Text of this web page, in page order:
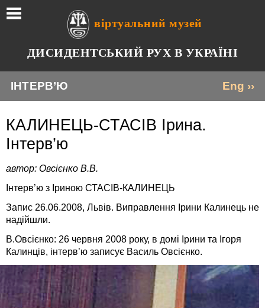
віртуальний музей
ДИСИДЕНТСЬКИЙ РУХ В УКРАЇНІ
Eng ››
ІНТЕРВ’Ю
КАЛИНЕЦЬ-СТАСІВ Ірина.
Інтерв’ю
автор: Овсієнко В.В.
Інтерв’ю з Іриною СТАСІВ-КАЛИНЕЦЬ
Запис 26.06.2008, Львів. Виправлення Ірини Калинець не
надійшли.
В.Овсієнко: 26 червня 2008 року, в домі Ірини та Ігоря
Калинців, інтерв’ю записує Василь Овсієнко.